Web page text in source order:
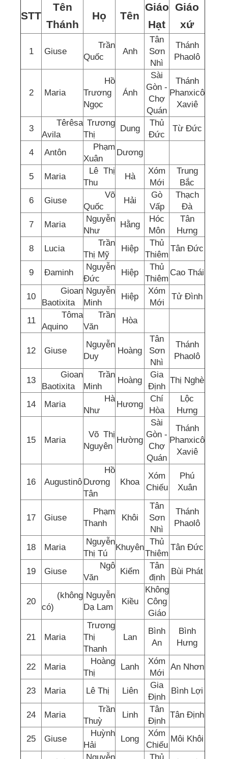
STT
Tên
Thánh
Họ Tên
Giáo
Hạt
Giáo
xứ
1 Giuse
Trần
Quốc
Anh
Tân
Sơn
Nhì
Thánh
Phaolô
2 Maria
Hồ
Trương
Ngọc
Ánh
Sài
Gòn -
Chợ
Quán
Thánh
Phanxicô
Xaviê
3
Têrêsa
Avila
Trương
Thị
Dung
Thủ
Đức
Từ Đức
4 Antôn
Phạm
Xuân
Dương
5 Maria
Lê Thị
Thu
Hà
Xóm
Mới
Trung
Bắc
6
Giuse
Võ
Quốc
Hải
Gò
Vấp
Thạch
Đà
7
Maria
Nguyễn
Như
Hằng
Hóc
Môn
Tân
Hưng
8
Lucia
Trần
Thị Mỹ
Hiệp
Thủ
Thiêm
Tân Đức
9 Đaminh
Nguyễn
Đức
Hiệp
Thủ
Thiêm
Cao Thái
10
Gioan
Baotixita
Nguyễn
Minh
Hiệp
Xóm
Mới
Tử Đình
11
Tôma
Aquino
Trần
Văn
Hòa
12 Giuse
Nguyễn
Duy
Hoàng
Tân
Sơn
Nhì
Thánh
Phaolô
13
Gioan
Baotixita
Trần
Minh
Hoàng
Gia
Định
Thị Nghè
14 Maria
Hà
Như
Hương
Chí
Hòa
Lộc
Hưng
15 Maria
Võ Thị
Nguyên
Hường
Sài
Gòn -
Chợ
Quán
Thánh
Phanxicô
Xaviê
16 Augustinô
Hồ
Dương
Tân
Khoa
Xóm
Chiếu
Phú
Xuân
17 Giuse
Phạm
Thanh
Khôi
Tân
Sơn
Nhì
Thánh
Phaolô
18 Maria
Nguyễn
Thị Tú
Khuyên
Thủ
Thiêm
Tân Đức
19 Giuse
Ngô
Văn
Kiểm
Tân
định
Bùi Phát
20
(không
có)
Nguyễn
Dạ Lam
Kiều
Không
Công
Giáo
21 Maria
Trương
Thị
Thanh
Lan
Bình
An
Bình
Hưng
22 Maria
Hoàng
Thị
Lanh
Xóm
Mới
An Nhơn
23 Maria Lê Thị Liên
Gia
Định
Bình Lợi
24 Maria
Trần
Thuỳ
Linh
Tân
Định
Tân Định
25 Giuse
Huỳnh
Hải
Long
Xóm
Chiếu
Môi Khôi